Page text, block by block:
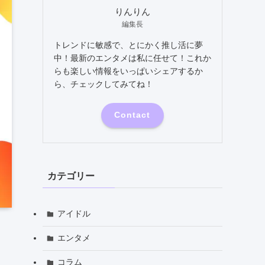
りんりん
編集長
トレンドに敏感で、とにかく推し活に夢
中！最新のエンタメは私に任せて！これか
らも楽しい情報をいっぱいシェアするか
ら、チェックしてみてね！
Contact
カテゴリー
アイドル
エンタメ
コラム